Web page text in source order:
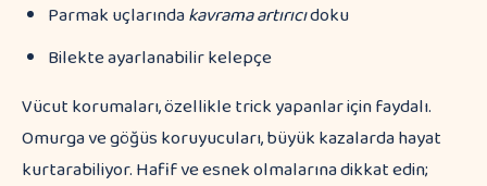
Parmak uçlarındakavrama artırıcıdoku
Bilekte ayarlanabilir kelepçe
Vücut korumaları, özellikle trick yapanlar için faydalı.
Omurga ve göğüs koruyucuları, büyük kazalarda hayat
kurtarabiliyor. Hafif ve esnek olmalarına dikkat edin;